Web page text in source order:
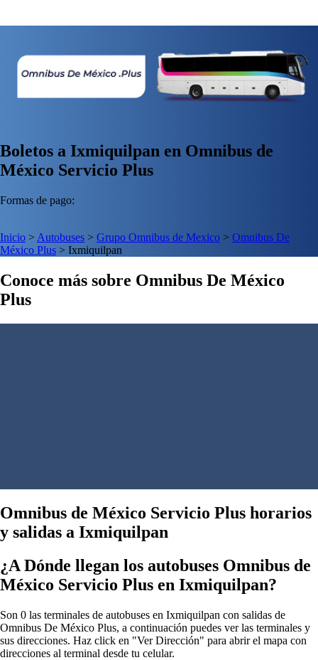
Boletos a Ixmiquilpan en Omnibus de
México Servicio Plus
Formas de pago:
Inicio > Autobuses > Grupo Omnibus de Mexico > Omnibus De
México Plus > Ixmiquilpan
Conoce más sobre Omnibus De México
Plus
Omnibus de México Servicio Plus horarios
y salidas a Ixmiquilpan
¿A Dónde llegan los autobuses Omnibus de
México Servicio Plus en Ixmiquilpan?
Son 0 las terminales de autobuses en Ixmiquilpan con salidas de
Omnibus De México Plus, a continuación puedes ver las terminales y
sus direcciones. Haz click en "Ver Dirección" para abrir el mapa con
direcciones al terminal desde tu celular.